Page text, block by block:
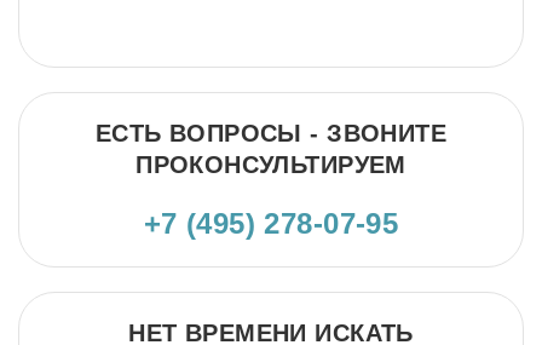
ЕСТЬ ВОПРОСЫ - ЗВОНИТЕ
ПРОКОНСУЛЬТИРУЕМ
+7 (495) 278-07-95
НЕТ ВРЕМЕНИ ИСКАТЬ